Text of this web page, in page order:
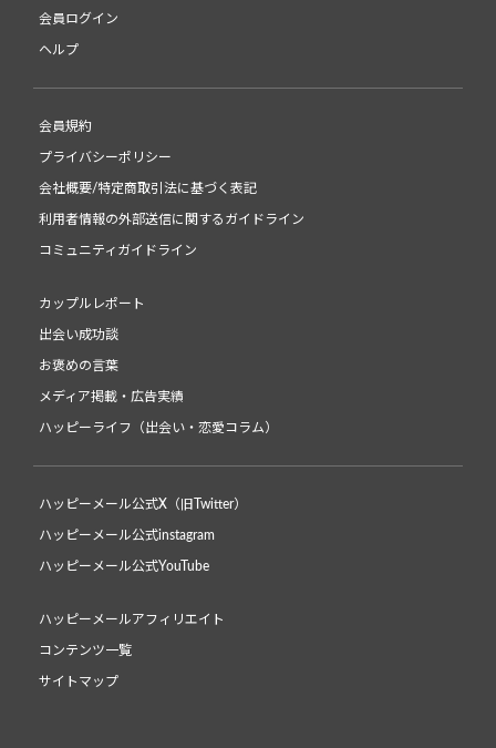
会員ログイン
ヘルプ
会員規約
プライバシーポリシー
会社概要/特定商取引法に基づく表記
利用者情報の外部送信に関するガイドライン
コミュニティガイドライン
カップルレポート
出会い成功談
お褒めの言葉
メディア掲載・広告実績
ハッピーライフ（出会い・恋愛コラム）
ハッピーメール公式X（旧Twitter）
ハッピーメール公式instagram
ハッピーメール公式YouTube
ハッピーメールアフィリエイト
コンテンツ一覧
サイトマップ